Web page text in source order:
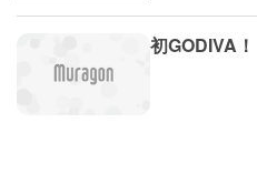
初GODIVA！